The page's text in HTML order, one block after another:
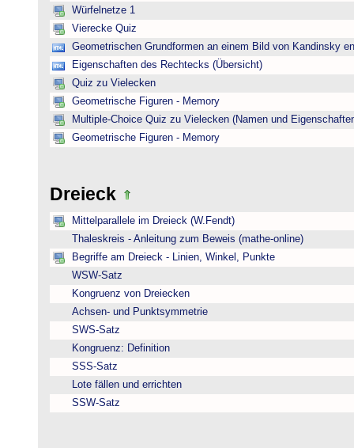
Würfelnetze 1
Vierecke Quiz
Geometrischen Grundformen an einem Bild von Kandinsky
Eigenschaften des Rechtecks (Übersicht)
Quiz zu Vielecken
Geometrische Figuren - Memory
Multiple-Choice Quiz zu Vielecken (Namen und
Geometrische Figuren - Memory
Dreieck
Mittelparallele im Dreieck (W.Fendt)
Thaleskreis - Anleitung zum Beweis (mathe-online)
Begriffe am Dreieck - Linien, Winkel, Punkte
WSW-Satz
Kongruenz von Dreiecken
Achsen- und Punktsymmetrie
SWS-Satz
Kongruenz: Definition
SSS-Satz
Lote fällen und errichten
SSW-Satz